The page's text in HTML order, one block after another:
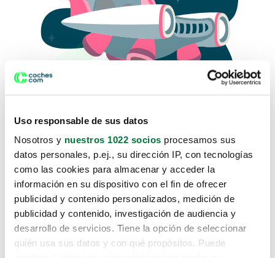
Uso responsable de sus datos
Nosotros y nuestros 1022 socios procesamos sus
datos personales, p.ej., su dirección IP, con tecnologías
como las cookies para almacenar y acceder la
información en su dispositivo con el fin de ofrecer
publicidad y contenido personalizados, medición de
publicidad y contenido, investigación de audiencia y
desarrollo de servicios. Tiene la opción de seleccionar
quién usa sus datos y con qué propósitos. Puede
Lo sentimos, no sabemos como
te hemos traido hasta aquí.
Pero puedes encontrar el coche que estás
buscando en alguno de estos enlaces: